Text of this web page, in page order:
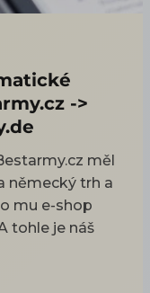
->
měl
německý trh a
mu e-shop
tohle je náš